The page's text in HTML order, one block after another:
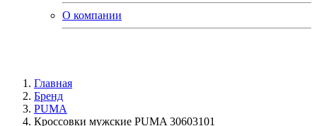
О компании
Главная
Бренд
PUMA
Кроссовки мужские PUMA 30603101